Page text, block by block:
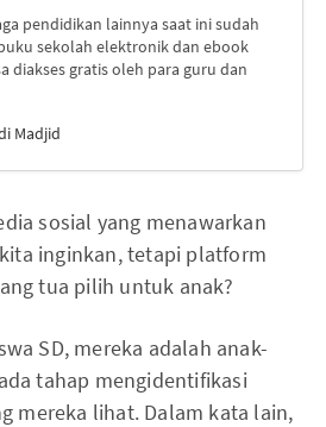
pendidikan lainnya saat ini sudah
sekolah elektronik dan ebook
diakses gratis oleh para guru dan
Madjid
sosial yang menawarkan
inginkan, tetapi platform
tua pilih untuk anak?
SD, mereka adalah anak-
tahap mengidentifikasi
mereka lihat. Dalam kata lain,